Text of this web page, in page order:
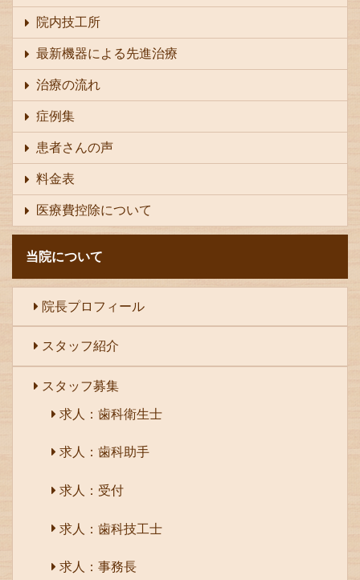
院内技工所
最新機器による先進治療
治療の流れ
症例集
患者さんの声
料金表
医療費控除について
当院について
院長プロフィール
スタッフ紹介
スタッフ募集
求人：歯科衛生士
求人：歯科助手
求人：受付
求人：歯科技工士
求人：事務長